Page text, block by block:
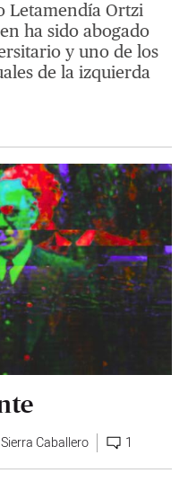
Letamendía Ortzi
ha sido abogado
y uno de los
de la izquierda
Caballero 1